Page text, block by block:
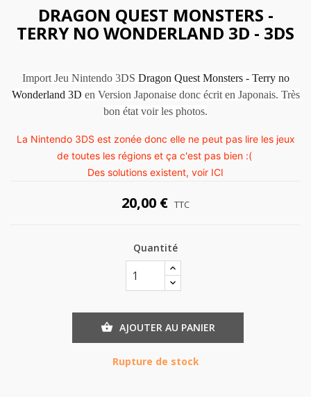
DRAGON QUEST MONSTERS -
TERRY NO WONDERLAND 3D - 3DS
Import Jeu Nintendo 3DS Dragon Quest Monsters - Terry no
Wonderland 3D en Version Japonaise donc écrit en Japonais. Très
bon état voir les photos.
La Nintendo 3DS est zonée donc elle ne peut pas lire les jeux
de toutes les régions et ça c'est pas bien :(
Des solutions existent, voir ICI
20,00 € TTC
Quantité
 AJOUTER AU PANIER
Rupture de stock